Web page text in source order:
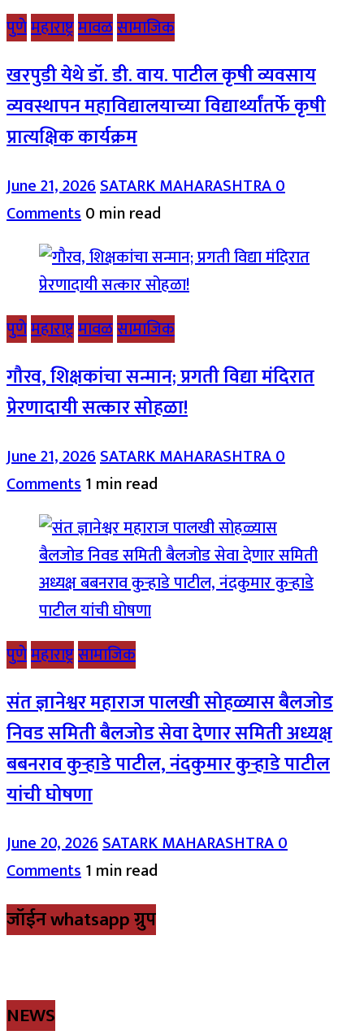
पुणेमहाराष्ट्रमावळसामाजिक
खरपुडी येथे डॉ. डी. वाय. पाटील कृषी व्यवसाय
व्यवस्थापन महाविद्यालयाच्या विद्यार्थ्यांतर्फे कृषी
प्रात्यक्षिक कार्यक्रम
June 21, 2026SATARK MAHARASHTRA0
Comments0 min read
पुणेमहाराष्ट्रमावळसामाजिक
गौरव, शिक्षकांचा सन्मान; प्रगती विद्या मंदिरात
प्रेरणादायी सत्कार सोहळा!
June 21, 2026SATARK MAHARASHTRA0
Comments1 min read
पुणेमहाराष्ट्रसामाजिक
संत ज्ञानेश्वर महाराज पालखी सोहळ्यास बैलजोड
निवड समिती बैलजोड सेवा देणार समिती अध्यक्ष
बबनराव कुऱ्हाडे पाटील, नंदकुमार कुऱ्हाडे पाटील
यांची घोषणा
June 20, 2026SATARK MAHARASHTRA0
Comments1 min read
जॉईन whatsapp ग्रुप
NEWS